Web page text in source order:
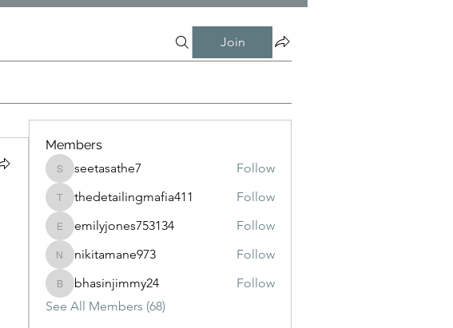
Join
Members
seetasathe7
seetasathe7 Follow
thedetailingmafia411
thedetailingmafia411 Follow
emilyjones753134
emilyjones753134 Follow
nikitamane973
nikitamane973 Follow
bhasinjimmy24
bhasinjimmy24
Follow
See All Members (68)